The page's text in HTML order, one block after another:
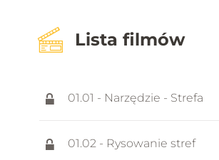
Lista filmów
01.01 - Narzędzie - Strefa
01.02 - Rysowanie stref